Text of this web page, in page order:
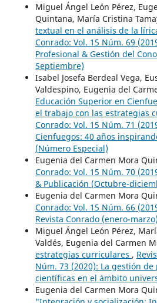
Miguel Ángel León Pérez,
Quintana, María Cristina
textual en el análisis de la
Conrado: Vol. 15 Núm. 69
Profesional & Gestión del
Septiembre)
Isabel Josefa Berdeal Vega,
Valdespino, Eugenia del
Educación Superior en
el trabajo con las estrategias
Conrado: Vol. 15 Núm. 71
Cienfuegos: 40 años
(Número Especial)
Eugenia del Carmen Mora
Conrado: Vol. 15 Núm. 70
& Publicación (Octubre-
Eugenia del Carmen Mora
Conrado: Vol. 15 Núm. 66
Revista Conrado (enero-marzo)
Miguel Ángel León Pérez,
Valdés, Eugenia del Carmen
estrategias curriculares ,
Núm. 73 (2020): La gestión
científicas en el ámbito
Eugenia del Carmen Mora